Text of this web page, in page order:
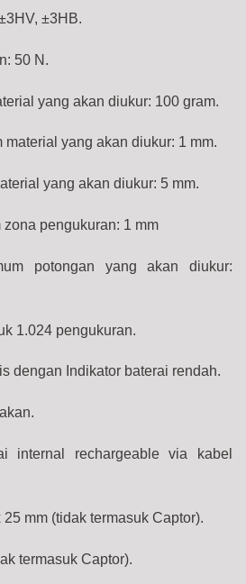
±3HB.
50 N.
yang akan diukur: 100 gram.
material yang akan diukur: 1 mm.
yang akan diukur: 5 mm.
zona pengukuran: 1 mm
potongan yang akan diukur:
1.024 pengukuran.
dengan Indikator baterai rendah.
internal rechargeable via kabel
mm (tidak termasuk Captor).
termasuk Captor).